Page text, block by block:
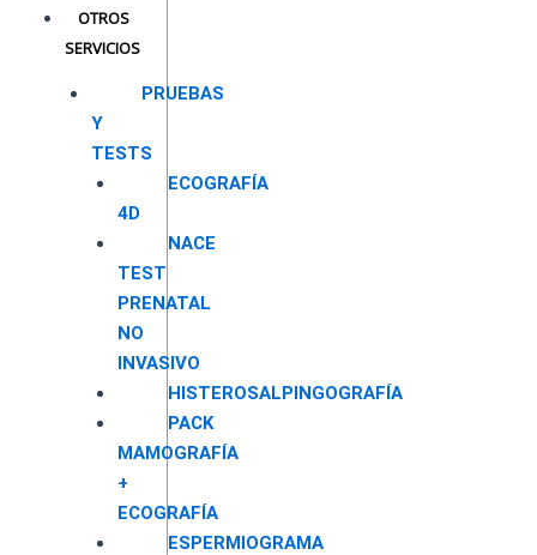
OTROS
SERVICIOS
PRUEBAS
Y
TESTS
ECOGRAFÍA
4D
NACE
TEST
PRENATAL
NO
INVASIVO
HISTEROSALPINGOGRAFÍA
PACK
MAMOGRAFÍA
+
ECOGRAFÍA
ESPERMIOGRAMA